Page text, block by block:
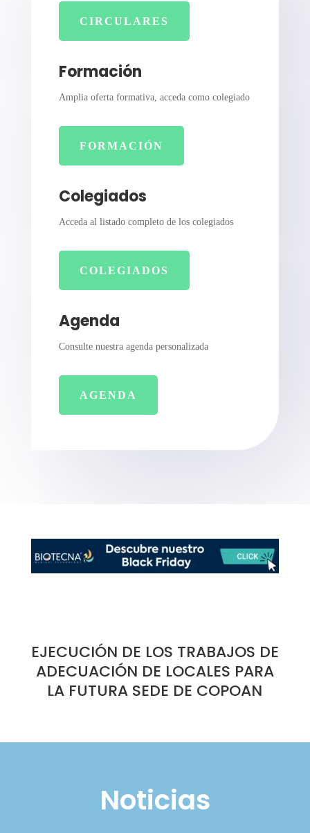
CIRCULARES
Formación
Amplia oferta formativa, acceda como colegiado
FORMACIÓN
Colegiados
Acceda al listado completo de los colegiados
COLEGIADOS
Agenda
Consulte nuestra agenda personalizada
AGENDA
EJECUCIÓN DE LOS TRABAJOS DE
ADECUACIÓN DE LOCALES PARA
LA FUTURA SEDE DE COPOAN
Noticias